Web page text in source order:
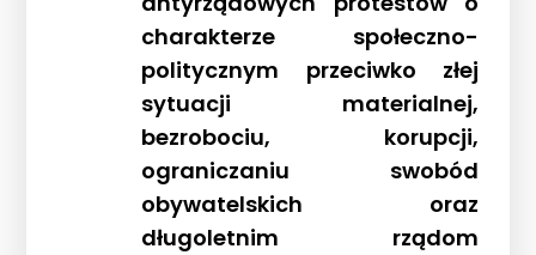
charakterze społeczno-
politycznym przeciwko złej
sytuacji materialnej,
bezrobociu, korupcji,
ograniczaniu swobód
obywatelskich oraz
długoletnim rządom